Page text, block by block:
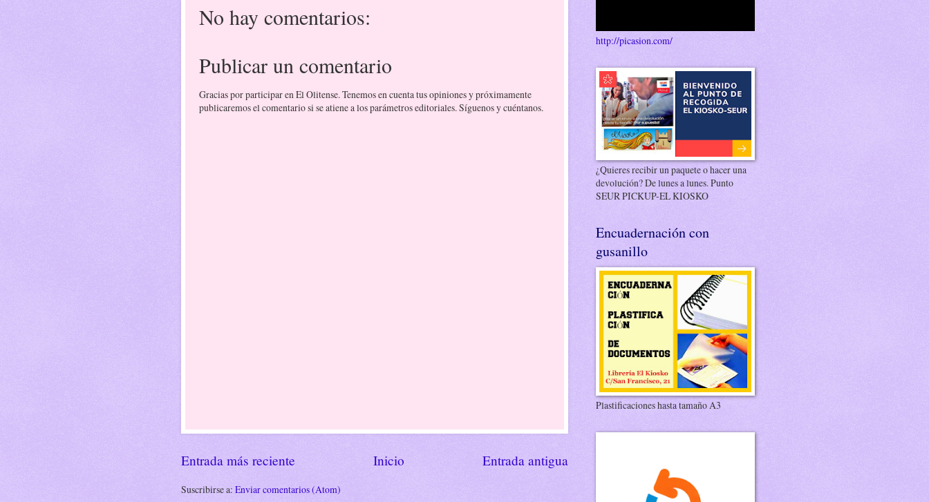
No hay comentarios:
Publicar un comentario
Gracias por participar en El Olitense. Tenemos en cuenta tus opiniones y próximamente
publicaremos el comentario si se atiene a los parámetros editoriales. Síguenos y cuéntanos.
Entrada más reciente Entrada antigua
Inicio
Suscribirse a: Enviar comentarios (Atom)
http://picasion.com/
¿Quieres recibir un paquete o hacer una
devolución? De lunes a lunes. Punto
SEUR PICKUP-EL KIOSKO
Encuadernación con
gusanillo
Plastificaciones hasta tamaño A3